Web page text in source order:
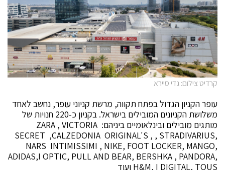
קרדיט צילום: גדי סיירא
עופר הקניון הגדול בפתח תקווה, מרשת קניוני עופר, נחשב לאחד
משלושת הקניונים המובילים בישראל. בקניון כ-220 חנויות של
מותגים מובילים ובינלאומיים ביניהם: ZARA , VICTORIA
SECRET ,CALZEDONIA ORIGINAL'S , , STRADIVARIUS,
NARS INTIMISSIMI , NIKE, FOOT LOCKER, MANGO,
ADIDAS,I OPTIC, PULL AND BEAR, BERSHKA , PANDORA,
H&M, I DIGITAL, TOUS ועוד